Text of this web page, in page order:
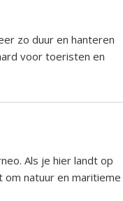
zo duur en hanteren
voor toeristen en
Als je hier landt op
natuur en maritieme